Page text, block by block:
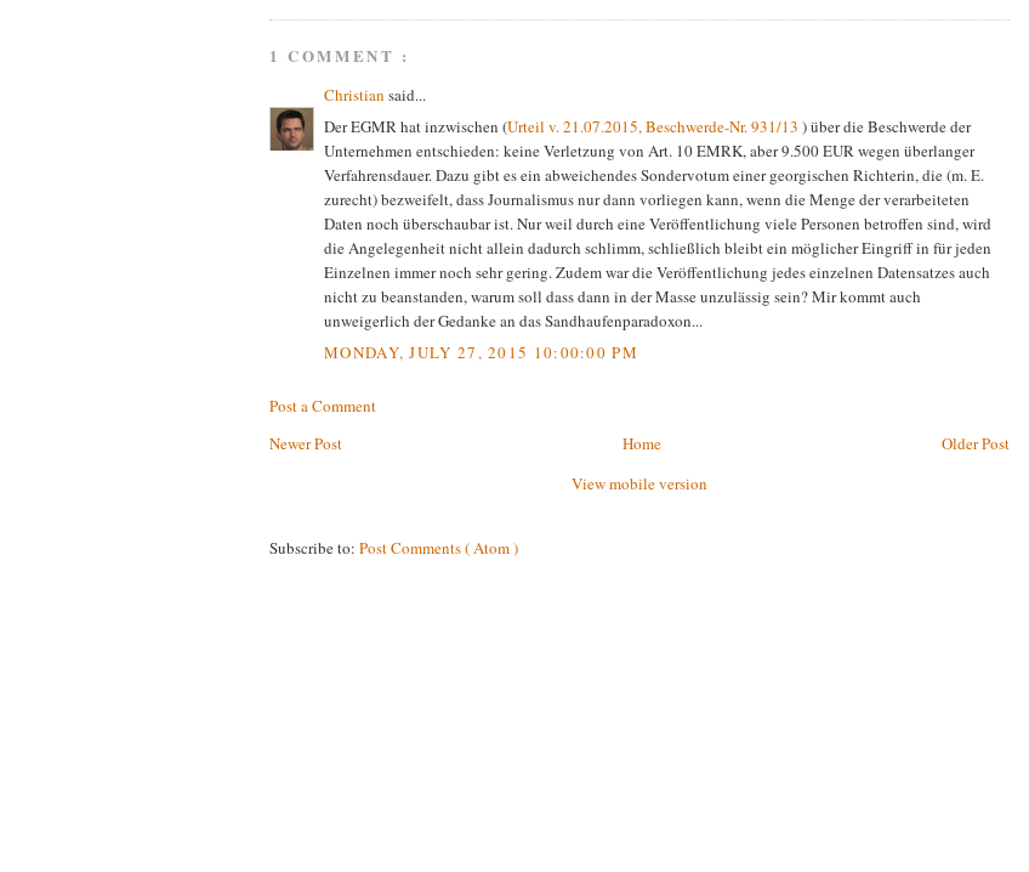
1 COMMENT :
Christian said...
Der EGMR hat inzwischen (Urteil v. 21.07.2015, Beschwerde-Nr. 931/13 ) über die Beschwerde der
Unternehmen entschieden: keine Verletzung von Art. 10 EMRK, aber 9.500 EUR wegen überlanger
Verfahrensdauer. Dazu gibt es ein abweichendes Sondervotum einer georgischen Richterin, die (m. E.
zurecht) bezweifelt, dass Journalismus nur dann vorliegen kann, wenn die Menge der verarbeiteten
Daten noch überschaubar ist. Nur weil durch eine Veröffentlichung viele Personen betroffen sind, wird
die Angelegenheit nicht allein dadurch schlimm, schließlich bleibt ein möglicher Eingriff in für jeden
Einzelnen immer noch sehr gering. Zudem war die Veröffentlichung jedes einzelnen Datensatzes auch
nicht zu beanstanden, warum soll dass dann in der Masse unzulässig sein? Mir kommt auch
unweigerlich der Gedanke an das Sandhaufenparadoxon...
MONDAY, JULY 27, 2015 10:00:00 PM
Post a Comment
Newer Post
Older Post
Home
View mobile version
Subscribe to: Post Comments ( Atom )